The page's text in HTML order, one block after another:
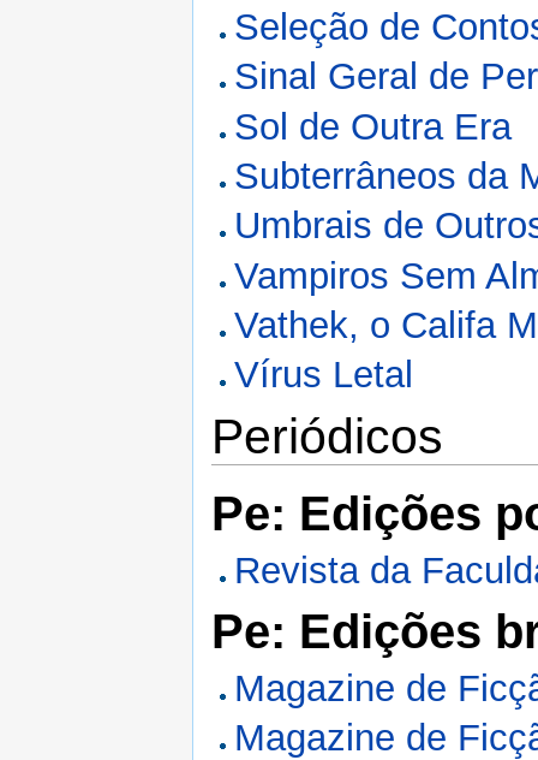
Seleção de
Sinal Geral de
Sol de Outra Era
Subterrâneos da
Umbrais de
Vampiros Sem
Vathek, o Califa
Vírus Letal
Periódicos
Pe: Edições
Revista da
Pe: Edições
Magazine de
Magazine de